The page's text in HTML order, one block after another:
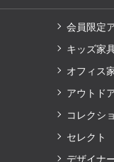
会員限定
キッズ家
オフィス
アウトド
コレクシ
セレクト
デザイナ